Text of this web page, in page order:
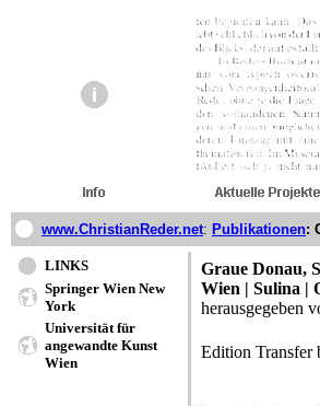
www.ChristianReder.net: Publikationen:
LINKS
Springer Wien New
York
Universität für
angewandte Kunst
Wien
Graue Donau,
Wien | Sulina |
herausgegeben
Edition Transfer